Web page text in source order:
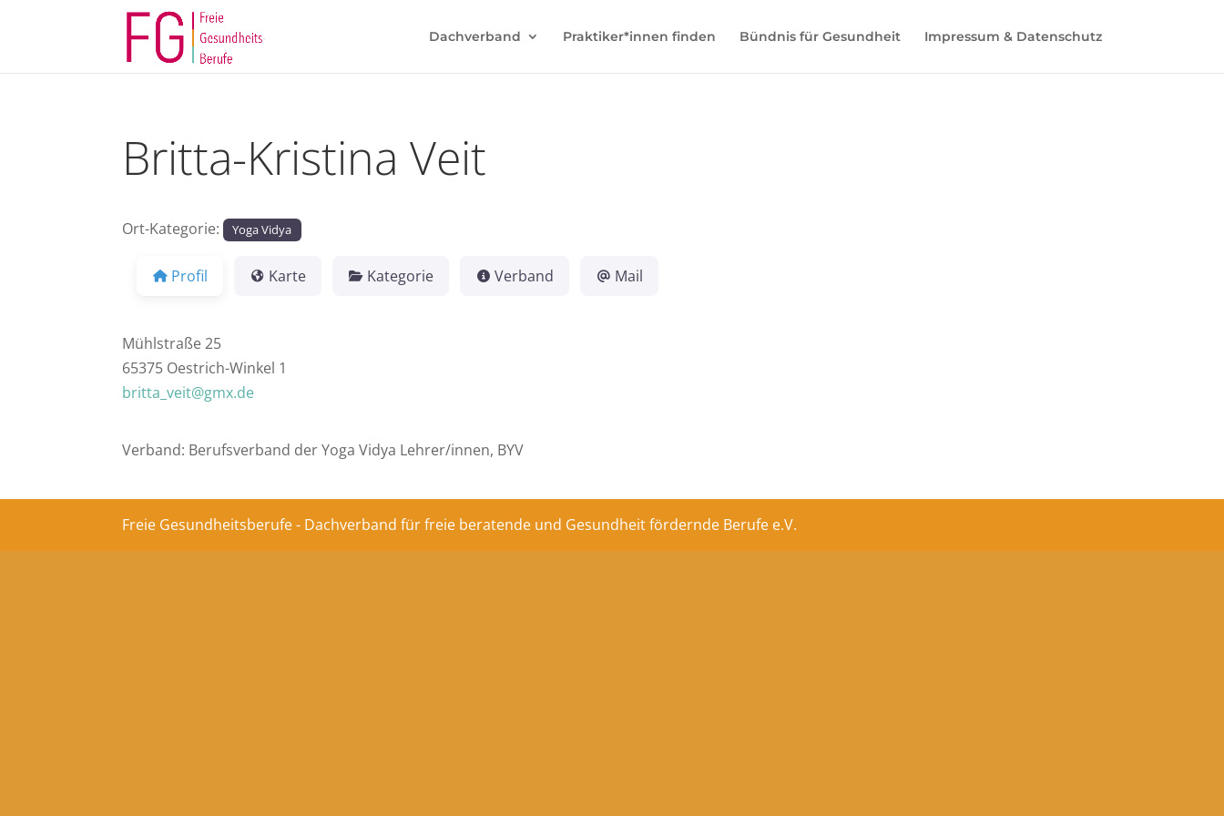
Dachverband Praktiker*innen finden Bündnis für Gesundheit Impressum & Datenschutz
Britta-Kristina Veit
Ort-Kategorie: Yoga Vidya
Profil Karte Kategorie Verband Mail
Mühlstraße 25
65375 Oestrich-Winkel 1
britta_veit@gmx.de
Verband: Berufsverband der Yoga Vidya Lehrer/innen, BYV
Freie Gesundheitsberufe - Dachverband für freie beratende und Gesundheit fördernde Berufe e.V.